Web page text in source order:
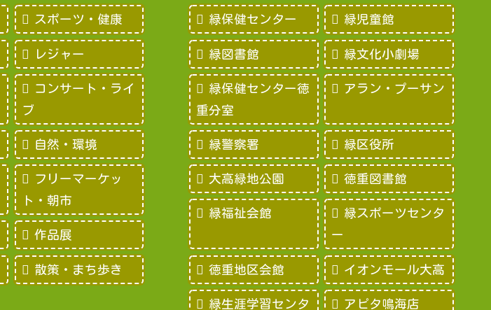
スポーツ・健康
レジャー
コンサート・ライ
ブ
自然・環境
フリーマーケッ
ト・朝市
作品展
散策・まち歩き
緑保健センター 緑児童館
緑図書館 緑文化小劇場
緑保健センター徳
重分室
アラン・プーサン
緑警察署 緑区役所
大高緑地公園 徳重図書館
緑福祉会館
緑スポーツセンタ
ー
徳重地区会館 イオンモール大高
緑生涯学習センタ
アピタ鳴海店